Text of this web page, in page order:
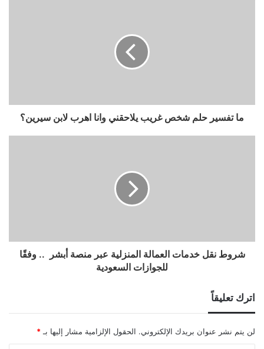
ما تفسير حلم شخص غريب يلاحقني وانا اهرب لابن سيرين؟
شروط نقل خدمات العمالة المنزلية عبر منصة أبشر .. وفقًا
للجوازات السعودية
اترك تعليقاً
لن يتم نشر عنوان بريدك الإلكتروني. الحقول الإلزامية مشار إليها بـ *